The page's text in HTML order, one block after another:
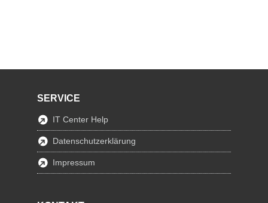
SERVICE
IT Center Help
Datenschutzerklärung
Impressum